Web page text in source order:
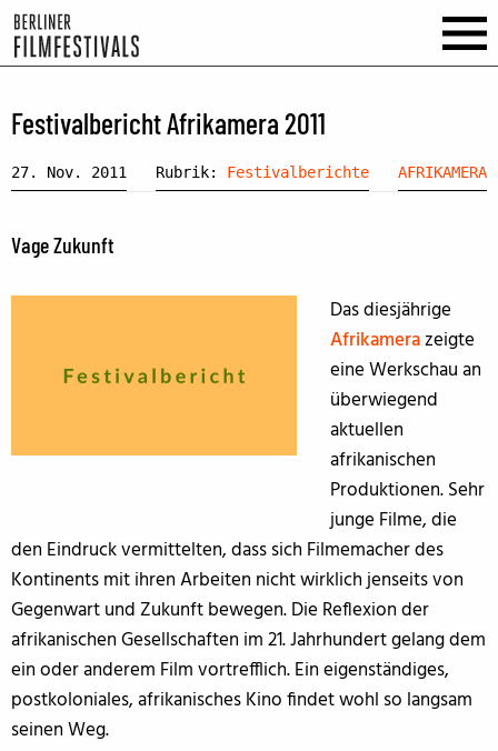
Festivalbericht Afrikamera 2011
27. Nov. 2011 Rubrik: Festivalberichte AFRIKAMERA
Vage Zukunft
Das diesjährige
Afrikamerazeigte
eine Werkschau an
überwiegend
aktuellen
afrikanischen
Produktionen. Sehr
junge Filme, die
den Eindruck vermittelten, dass sich Filmemacher des
Kontinents mit ihren Arbeiten nicht wirklich jenseits von
Gegenwart und Zukunft bewegen. Die Reflexion der
afrikanischen Gesellschaften im 21. Jahrhundert gelang dem
ein oder anderem Film vortrefflich. Ein eigenständiges,
postkoloniales, afrikanisches Kino findet wohl so langsam
seinen Weg.